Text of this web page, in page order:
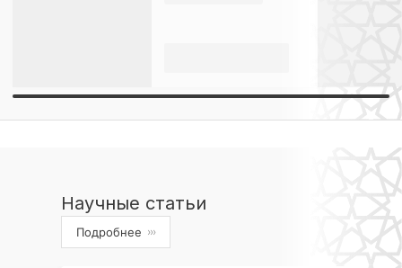
Научные статьи
Подробнее ›››